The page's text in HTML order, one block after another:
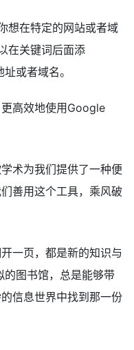
想在特定的网站或者域
在关键词后面添
或者域名。
高效地使用Google
术为我们提供了一种便
善用这个工具，乘风破
一页，都是新的知识与
图书馆，总是能够带
信息世界中找到那一份